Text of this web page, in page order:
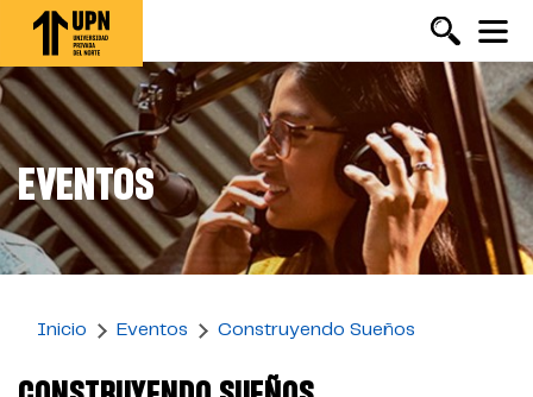
Pasar
contenido
principal
EVENTOS
Inicio Eventos Construyendo Sueños